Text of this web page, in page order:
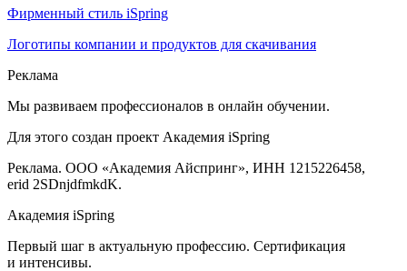
Фирменный стиль iSpring
Логотипы компании и продуктов для скачивания
Реклама
Мы развиваем профессионалов в онлайн обучении.
Для этого создан проект Академия iSpring
Реклама. ООО «Академия Айспринг», ИНН 1215226458,
erid 2SDnjdfmkdK.
Академия iSpring
Первый шаг в актуальную профессию. Сертификация
и интенсивы.